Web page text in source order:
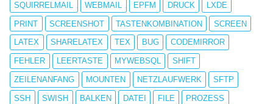
SQUIRRELMAIL WEBMAIL EPFM DRUCK LXDE
PRINT SCREENSHOT TASTENKOMBINATION SCREEN
LATEX SHARELATEX TEX BUG CODEMIRROR
FEHLER LEERTASTE MYWEBSQL SHIFT
ZEILENANFANG MOUNTEN NETZLAUFWERK SFTP
SSH SWISH BALKEN DATEI FILE PROZESS